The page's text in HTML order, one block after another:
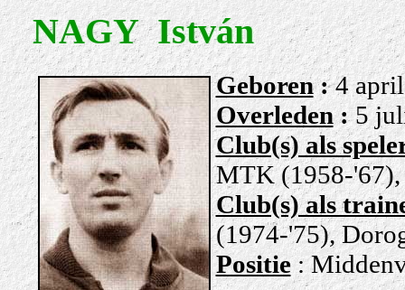
NAGY István
Geboren:4
Overleden:5
Club(s) als
MTK (1958-'67),
Club(s) als
(1974-'75),
Positie :